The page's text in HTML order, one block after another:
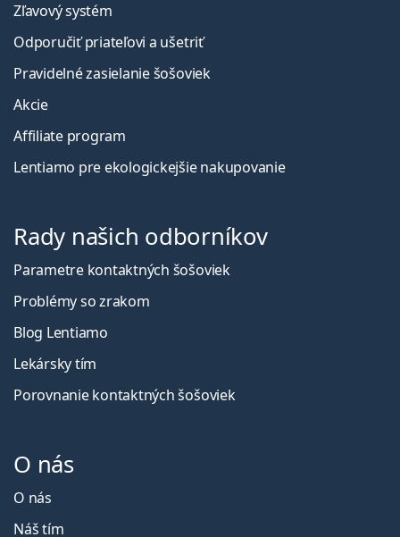
Zľavový systém
Odporučiť priateľovi a ušetriť
Pravidelné zasielanie šošoviek
Akcie
Affiliate program
Lentiamo pre ekologickejšie nakupovanie
Rady našich odborníkov
Parametre kontaktných šošoviek
Problémy so zrakom
Blog Lentiamo
Lekársky tím
Porovnanie kontaktných šošoviek
O nás
O nás
Náš tím